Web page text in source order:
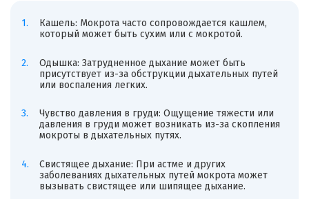
Кашель: Мокрота часто сопровождается кашлем,
который может быть сухим или с мокротой.
Одышка: Затрудненное дыхание может быть
присутствует из-за обструкции дыхательных путей
или воспаления легких.
Чувство давления в груди: Ощущение тяжести или
давления в груди может возникать из-за скопления
мокроты в дыхательных путях.
Свистящее дыхание: При астме и других
заболеваниях дыхательных путей мокрота может
вызывать свистящее или шипящее дыхание.